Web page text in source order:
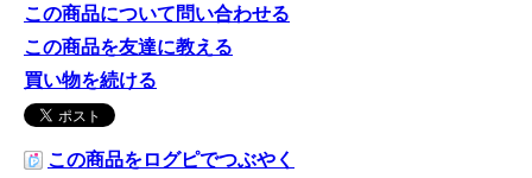
この商品について問い合わせる
この商品を友達に教える
買い物を続ける
この商品をログピでつぶやく